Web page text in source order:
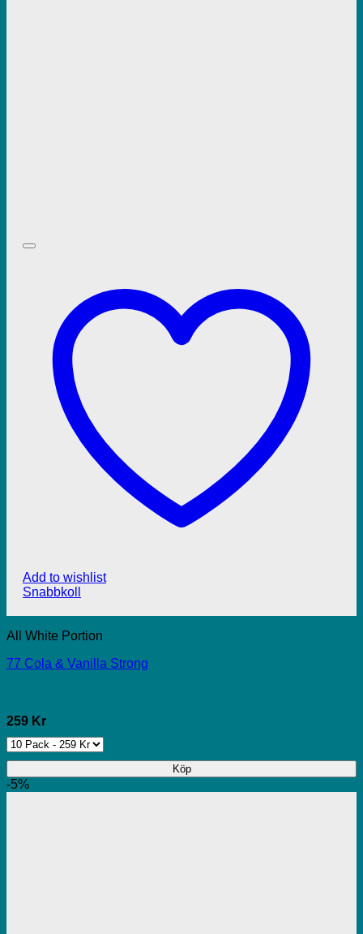
Add to wishlist
Snabbkoll
All White Portion
77 Cola & Vanilla Strong
259 Kr
Köp
-5%